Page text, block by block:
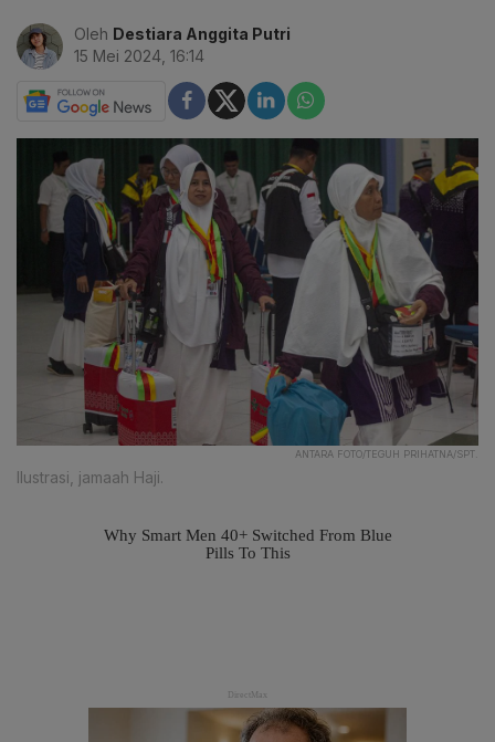
Oleh Destiara Anggita Putri
15 Mei 2024, 16:14
ANTARA FOTO/TEGUH PRIHATNA/SPT.
Ilustrasi, jamaah Haji.